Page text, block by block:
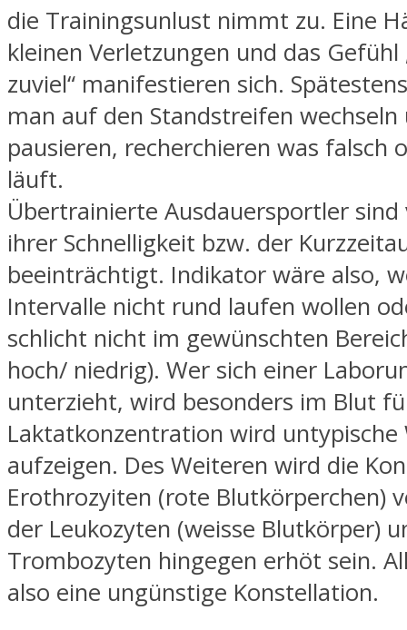
die Trainingsunlust nimmt zu. Eine
kleinen Verletzungen und das Gefühl
zuviel“ manifestieren sich.
man auf den Standstreifen wechseln
pausieren, recherchieren was falsch
läuft.
Übertrainierte Ausdauersportler
ihrer Schnelligkeit bzw. der
beeinträchtigt. Indikator wäre also,
Intervalle nicht rund laufen wollen
schlicht nicht im gewünschten
hoch/ niedrig). Wer sich einer
unterzieht, wird besonders im Blut
Laktatkonzentration wird untypische
aufzeigen. Des Weiteren wird die
Erothrozyiten (rote Blutkörperchen)
der Leukozyten (weisse Blutkörper)
Trombozyten hingegen erhöt sein.
also eine ungünstige Konstellation.